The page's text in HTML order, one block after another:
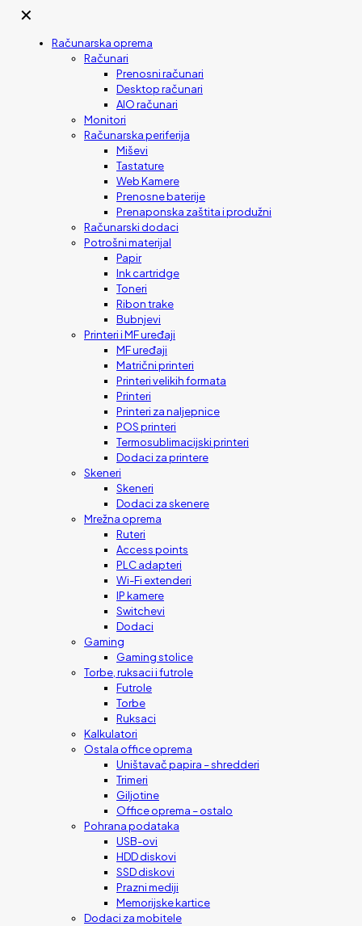
✕
Računarska oprema
Računari
Prenosni računari
Desktop računari
AIO računari
Monitori
Računarska periferija
Miševi
Tastature
Web Kamere
Prenosne baterije
Prenaponska zaštita i produžni
Računarski dodaci
Potrošni materijal
Papir
Ink cartridge
Toneri
Ribon trake
Bubnjevi
Printeri i MF uređaji
MF uređaji
Matrični printeri
Printeri velikih formata
Printeri
Printeri za naljepnice
POS printeri
Termosublimacijski printeri
Dodaci za printere
Skeneri
Skeneri
Dodaci za skenere
Mrežna oprema
Ruteri
Access points
PLC adapteri
Wi-Fi extenderi
IP kamere
Switchevi
Dodaci
Gaming
Gaming stolice
Torbe, ruksaci i futrole
Futrole
Torbe
Ruksaci
Kalkulatori
Ostala office oprema
Uništavač papira – shredderi
Trimeri
Giljotine
Office oprema – ostalo
Pohrana podataka
USB-ovi
HDD diskovi
SSD diskovi
Prazni mediji
Memorijske kartice
Dodaci za mobitele